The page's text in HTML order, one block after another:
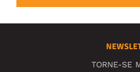
TORNE-SE